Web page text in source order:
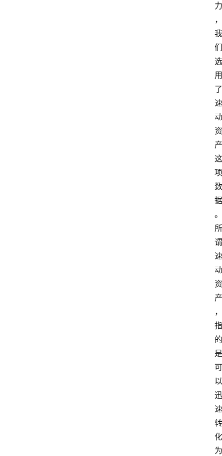
力
，
我
们
选
用
了
速
动
资
产
这
项
数
据
。
所
谓
速
动
资
产
，
指
的
是
可
以
迅
速
转
化
为